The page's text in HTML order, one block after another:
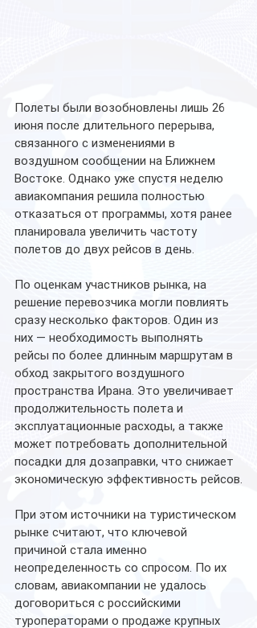
Полеты были возобновлены лишь 26
июня после длительного перерыва,
связанного с изменениями в
воздушном сообщении на Ближнем
Востоке. Однако уже спустя неделю
авиакомпания решила полностью
отказаться от программы, хотя ранее
планировала увеличить частоту
полетов до двух рейсов в день.
По оценкам участников рынка, на
решение перевозчика могли повлиять
сразу несколько факторов. Один из
них — необходимость выполнять
рейсы по более длинным маршрутам в
обход закрытого воздушного
пространства Ирана. Это увеличивает
продолжительность полета и
эксплуатационные расходы, а также
может потребовать дополнительной
посадки для дозаправки, что снижает
экономическую эффективность рейсов.
При этом источники на туристическом
рынке считают, что ключевой
причиной стала именно
неопределенность со спросом. По их
словам, авиакомпании не удалось
договориться с российскими
туроператорами о продаже крупных